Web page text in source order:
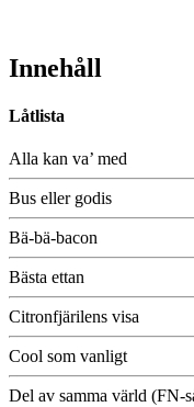
Innehåll
Låtlista
Alla kan va’ med
Bus eller godis
Bä-bä-bacon
Bästa ettan
Citronfjärilens visa
Cool som vanligt
Del av samma värld (FN-